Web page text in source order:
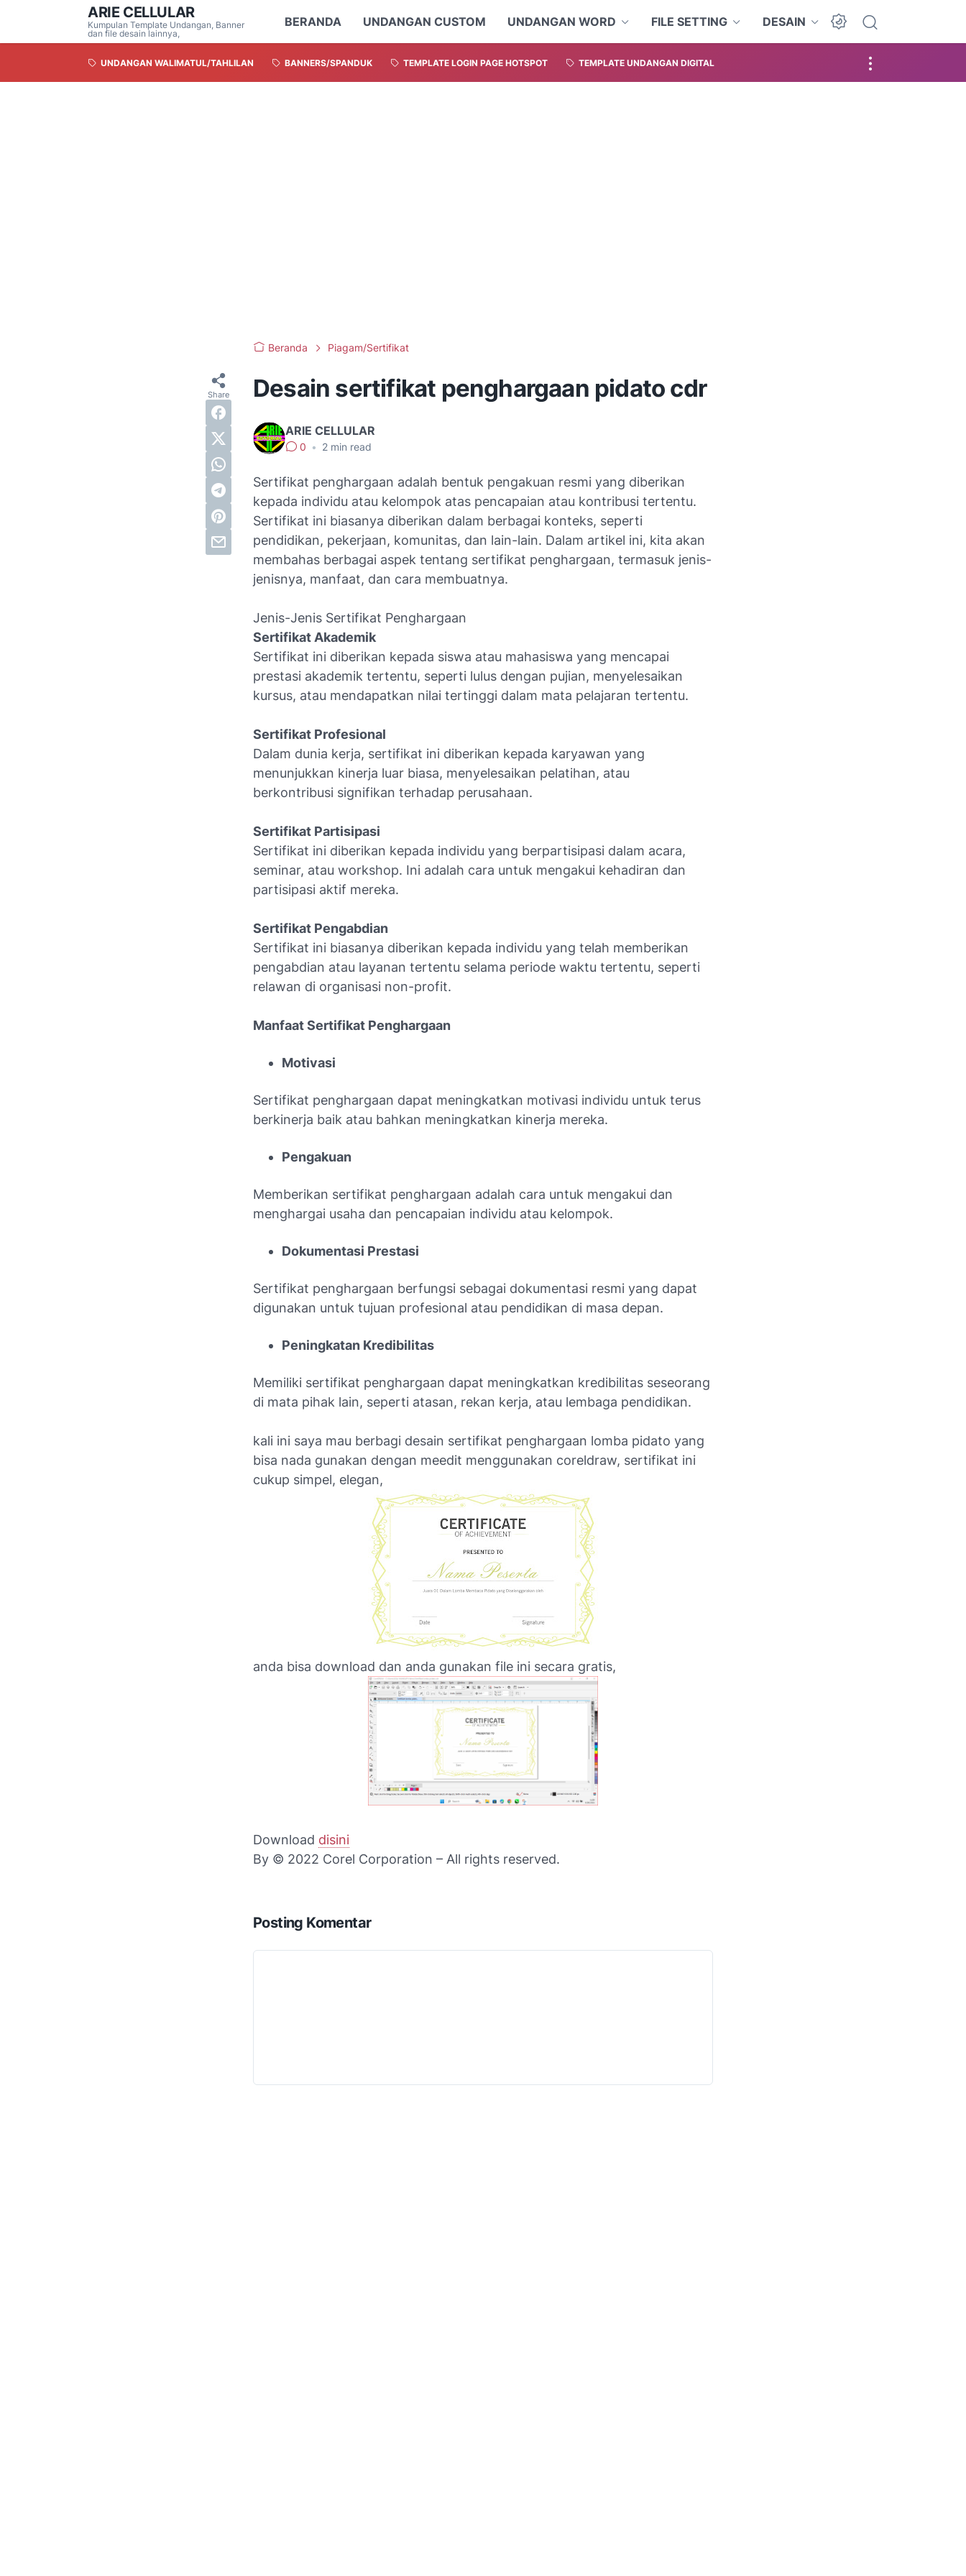
ARIE CELLULAR
Kumpulan Template Undangan, Banner
dan file desain lainnya,
BERANDA UNDANGAN CUSTOM UNDANGAN WORD FILE SETTING DESAIN
UNDANGAN WALIMATUL/TAHLILAN BANNERS/SPANDUK TEMPLATE LOGIN PAGE HOTSPOT TEMPLATE UNDANGAN DIGITAL
Beranda Piagam/Sertifikat
Desain sertifikat penghargaan pidato cdr
ARIE CELLULAR
0 • 2 min read
Sertifikat penghargaan adalah bentuk pengakuan resmi yang diberikan
kepada individu atau kelompok atas pencapaian atau kontribusi tertentu.
Sertifikat ini biasanya diberikan dalam berbagai konteks, seperti
pendidikan, pekerjaan, komunitas, dan lain-lain. Dalam artikel ini, kita akan
membahas berbagai aspek tentang sertifikat penghargaan, termasuk jenis-
jenisnya, manfaat, dan cara membuatnya.
Jenis-Jenis Sertifikat Penghargaan
Sertifikat Akademik
Sertifikat ini diberikan kepada siswa atau mahasiswa yang mencapai
prestasi akademik tertentu, seperti lulus dengan pujian, menyelesaikan
kursus, atau mendapatkan nilai tertinggi dalam mata pelajaran tertentu.
Sertifikat Profesional
Dalam dunia kerja, sertifikat ini diberikan kepada karyawan yang
menunjukkan kinerja luar biasa, menyelesaikan pelatihan, atau
berkontribusi signifikan terhadap perusahaan.
Sertifikat Partisipasi
Sertifikat ini diberikan kepada individu yang berpartisipasi dalam acara,
seminar, atau workshop. Ini adalah cara untuk mengakui kehadiran dan
partisipasi aktif mereka.
Sertifikat Pengabdian
Sertifikat ini biasanya diberikan kepada individu yang telah memberikan
pengabdian atau layanan tertentu selama periode waktu tertentu, seperti
relawan di organisasi non-profit.
Manfaat Sertifikat Penghargaan
Motivasi
Sertifikat penghargaan dapat meningkatkan motivasi individu untuk terus
berkinerja baik atau bahkan meningkatkan kinerja mereka.
Pengakuan
Memberikan sertifikat penghargaan adalah cara untuk mengakui dan
menghargai usaha dan pencapaian individu atau kelompok.
Dokumentasi Prestasi
Sertifikat penghargaan berfungsi sebagai dokumentasi resmi yang dapat
digunakan untuk tujuan profesional atau pendidikan di masa depan.
Peningkatan Kredibilitas
Memiliki sertifikat penghargaan dapat meningkatkan kredibilitas seseorang
di mata pihak lain, seperti atasan, rekan kerja, atau lembaga pendidikan.
kali ini saya mau berbagi desain sertifikat penghargaan lomba pidato yang
bisa nada gunakan dengan meedit menggunakan coreldraw, sertifikat ini
cukup simpel, elegan,
anda bisa download dan anda gunakan file ini secara gratis,
Download disini
By © 2022 Corel Corporation – All rights reserved.
Posting Komentar